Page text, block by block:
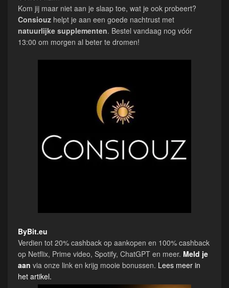
Kom jij maar niet aan je slaap toe, wat je ook probeert?
Consiouz helpt je aan een goede nachtrust met
natuurlijke supplementen. Bestel vandaag nog vóór
13:00 om morgen al beter te dromen!
ByBit.eu
Verdien tot 20% cashback op aankopen en 100% cashback
op Netflix, Prime video, Spotify, ChatGPT en meer. Meld je
aan via onze link en krijg mooie bonussen. Lees meer in
het artikel.